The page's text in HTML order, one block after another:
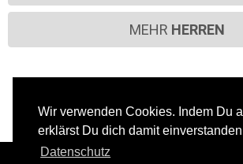
Wir verwenden Cookies. Indem Du
erklärst Du dich damit
Datenschutz
MEHR HERREN